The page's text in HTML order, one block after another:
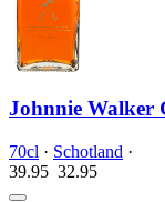
Johnnie Walker
70cl · Schotland ·
39.95 32.95